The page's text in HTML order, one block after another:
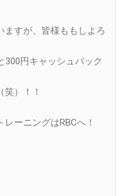
ますが、皆様ももしよろ
300円キャッシュバック
）！！
ーニングはRBCへ！